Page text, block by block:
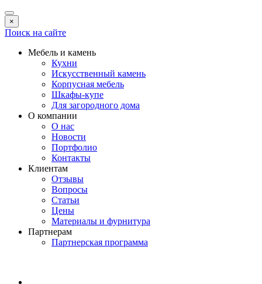
×
Поиск на сайте
Мебель и камень
Кухни
Искусственный камень
Корпусная мебель
Шкафы-купе
Для загородного дома
О компании
О нас
Новости
Портфолио
Контакты
Клиентам
Отзывы
Вопросы
Статьи
Цены
Материалы и фурнитура
Партнерам
Партнерская программа